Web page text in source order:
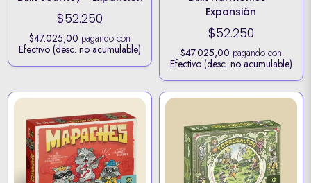
$52.250
$47.025,00 pagando con
Efectivo (desc. no acumulable)
Expansión
$52.250
$47.025,00 pagando con
Efectivo (desc. no acumulable)